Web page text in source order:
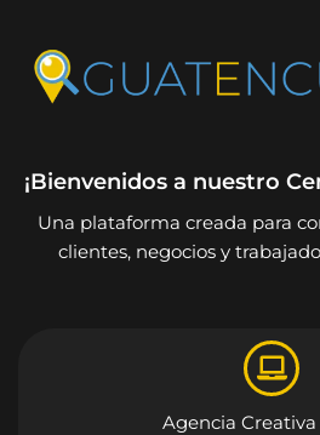
¡Bienvenidos a nuestro
Una plataforma creada para
clientes, negocios y
Agencia